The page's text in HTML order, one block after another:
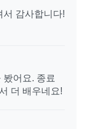
서 감사합니다!
어요. 종료
더 배우네요!